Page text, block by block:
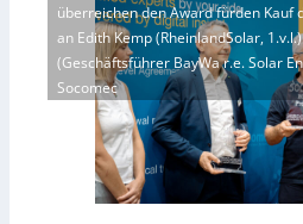
überreichen den Award fürden Kauf
an Edith Kemp (RheinlandSolar,
(Geschäftsführer BayWa r.e. Solar
Socomec